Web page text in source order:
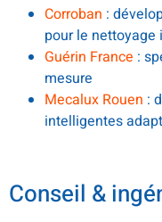
Corroban :
pour le nettoyage
Guérin France :
mesure
Mecalux Rouen :
intelligentes
Conseil &